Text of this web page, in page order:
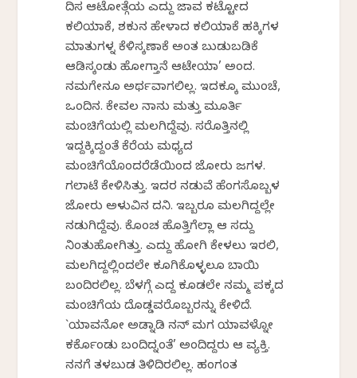
ದಿಸ ಆಟೋತ್ಗೆಯ ಎದ್ದು ಜಾವ ಕಟ್ಟೋದ
ಕಲಿಯಾಕೆ, ಶಕುನ ಹೇಳಾದ ಕಲಿಯಾಕೆ ಹಕ್ಕಿಗಳ
ಮಾತುಗಳ್ನ ಕೆಳಿಸ್ಕಣಾಕೆ ಅಂತ ಬುಡುಬಡಿಕೆ
ಆಡಿಸ್ಕಂಡು ಹೋಗ್ತಾನೆ ಆಟೇಯಾ’ ಅಂದ.
ನಮಗೇನೂ ಅರ್ಥವಾಗಲಿಲ್ಲ. ಇದಕ್ಕೂ ಮುಂಚೆ,
ಒಂದಿನ. ಕೇವಲ ನಾನು ಮತ್ತು ಮೂರ್ತಿ
ಮಂಚಿಗೆಯಲ್ಲಿ ಮಲಗಿದ್ದೆವು. ಸರೊತ್ತಿನಲ್ಲಿ
ಇದ್ದಕ್ಕಿದ್ದಂತೆ ಕೆರೆಯ ಮಧ್ಯದ
ಮಂಚಿಗೆಯೊಂದರೆಡೆಯಿಂದ ಜೋರು ಜಗಳ.
ಗಲಾಟೆ ಕೇಳಿಸಿತ್ತು. ಇದರ ನಡುವೆ ಹೆಂಗಸೊಬ್ಬಳ
ಜೋರು ಅಳುವಿನ ದನಿ. ಇಬ್ಬರೂ ಮಲಗಿದ್ದಲ್ಲೇ
ನಡುಗಿದ್ದೆವು. ಕೊಂಚ ಹೊತ್ತಿಗೆಲ್ಲಾ ಆ ಸದ್ದು
ನಿಂತುಹೋಗಿತ್ತು. ಎದ್ದು ಹೋಗಿ ಕೇಳಲು ಇರಲಿ,
ಮಲಗಿದ್ದಲ್ಲಿಂದಲೇ ಕೂಗಿಕೊಳ್ಳಲೂ ಬಾಯಿ
ಬಂದಿರಲಿಲ್ಲ. ಬೆಳಗ್ಗೆ ಎದ್ದ ಕೂಡಲೇ ನಮ್ಮ ಪಕ್ಕದ
ಮಂಚಿಗೆಯ ದೊಡ್ಡವರೊಬ್ಬರನ್ನು ಕೇಳಿದೆ.
`ಯಾವನೋ ಅಡ್ನಾಡಿ ನನ್ ಮಗ ಯಾವಳ್ನೋ
ಕರ್ಕೊಂಡು ಬಂದಿದ್ನಂತೆ’ ಅಂದಿದ್ದರು ಆ ವ್ಯಕ್ತಿ.
ನನಗೆ ತಳಬುಡ ತಿಳಿದಿರಲಿಲ್ಲ. ಹಂಗಂತ